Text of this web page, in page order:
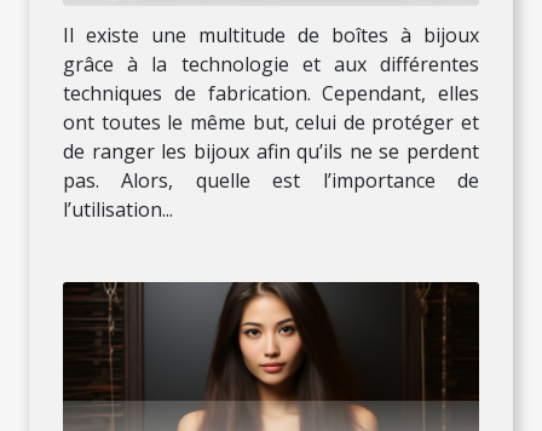
Il existe une multitude de boîtes à bijoux
grâce à la technologie et aux différentes
techniques de fabrication. Cependant, elles
ont toutes le même but, celui de protéger et
de ranger les bijoux afin qu’ils ne se perdent
pas. Alors, quelle est l’importance de
l’utilisation...